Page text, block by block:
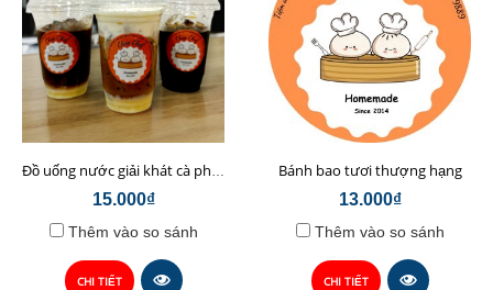
Đồ uống nước giải khát cà phê sữa hạt Chop Chef
15.000₫
Thêm vào so sánh
CHI TIẾT
Bánh bao tươi thượng hạng
13.000₫
Thêm vào so sánh
CHI TIẾT